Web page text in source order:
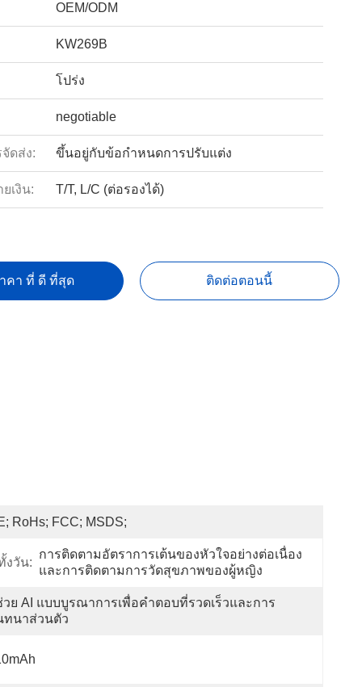
OEM/ODM
KW269B
โปร่ง
negotiable
จัดส่ง: ขึ้นอยู่กับข้อกำหนดการปรับแต่ง
เงิน: T/T, L/C (ต่อรองได้)
คา ที่ ดี ที่สุด ติดต่อตอนนี้
RoHs; FCC; MSDS;
งวัน:
การติดตามอัตราการเต้นของหัวใจอย่างต่อเนื่อง
และการติดตามการวัดสุขภาพของผู้หญิง
วย AI แบบบูรณาการเพื่อคำตอบที่รวดเร็วและการ
ทนาส่วนตัว